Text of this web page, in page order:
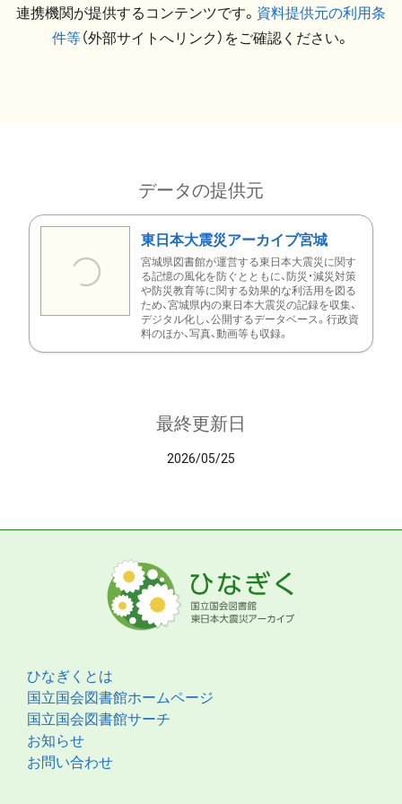
連携機関が提供するコンテンツです。 資料提供元の利用条
件等（外部サイトへリンク）をご確認ください。
データの提供元
東日本大震災アーカイブ宮城
宮城県図書館が運営する東日本大震災に関す
る記憶の風化を防ぐとともに、防災・減災対策
や防災教育等に関する効果的な利活用を図る
ため、宮城県内の東日本大震災の記録を収集、
デジタル化し、公開するデータベース。行政資
料のほか、写真、動画等も収録。
最終更新日
2026/05/25
ひなぎくとは
国立国会図書館ホームページ
国立国会図書館サーチ
お知らせ
お問い合わせ